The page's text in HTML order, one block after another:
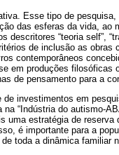
Esse tipo de pesquisa,
das esferas da vida, ao
“teoria self”,
de inclusão as
contemporâneos
em produções filosóficas
de pensamento para a
investimentos em
“Indústria do autismo-
estratégia de reserva
é importante para a
toda a dinâmica familiar